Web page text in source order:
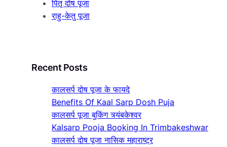
पितृ दोष पूजा
राहु-केतु पूजा
Recent Posts
कालसर्प दोष पूजा के फायदे
Benefits Of Kaal Sarp Dosh Puja
कालसर्प पूजा बुकिंग त्र्यंबकेश्वर
Kalsarp Pooja Booking In Trimbakeshwar
कालसर्प दोष पूजा नासिक महाराष्ट्र